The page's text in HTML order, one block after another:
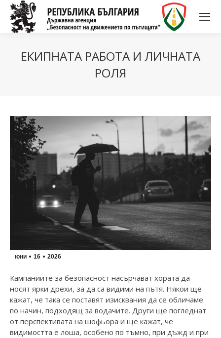
ЕКИПНАТА РАБОТА И ЛИЧНАТА
РОЛЯ
юни 16 2026
Кампаниите за безопасност насърчават хората да
носят ярки дрехи, за да са видими на пътя. Някои ще
кажат, че така се поставят изисквания да се обличаме
по начин, подходящ за водачите. Други ще погледнат
от перспективата на шофьора и ще кажат, че
видимостта е лоша, особено по тъмно, при дъжд и при